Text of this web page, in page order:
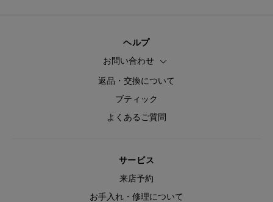
ヘルプ
お問い合わせ
返品・交換について
ブティック
よくあるご質問
サービス
来店予約
お手入れ・修理について